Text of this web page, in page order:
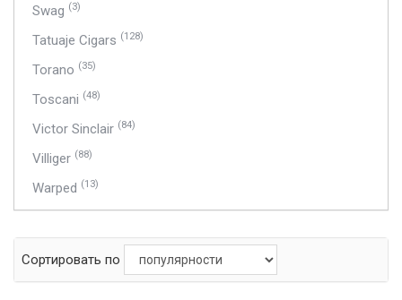
Swag (3)
Tatuaje Cigars (128)
Torano (35)
Toscani (48)
Victor Sinclair (84)
Villiger (88)
Warped (13)
Сортировать по